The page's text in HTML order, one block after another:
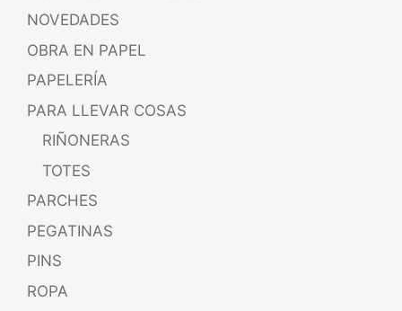
NOVEDADES
OBRA EN PAPEL
PAPELERÍA
PARA LLEVAR COSAS
RIÑONERAS
TOTES
PARCHES
PEGATINAS
PINS
ROPA